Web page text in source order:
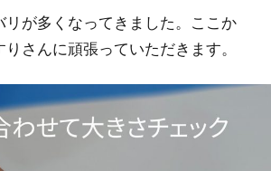
リが多くなってきました。ここか
さんに頑張っていただきます。